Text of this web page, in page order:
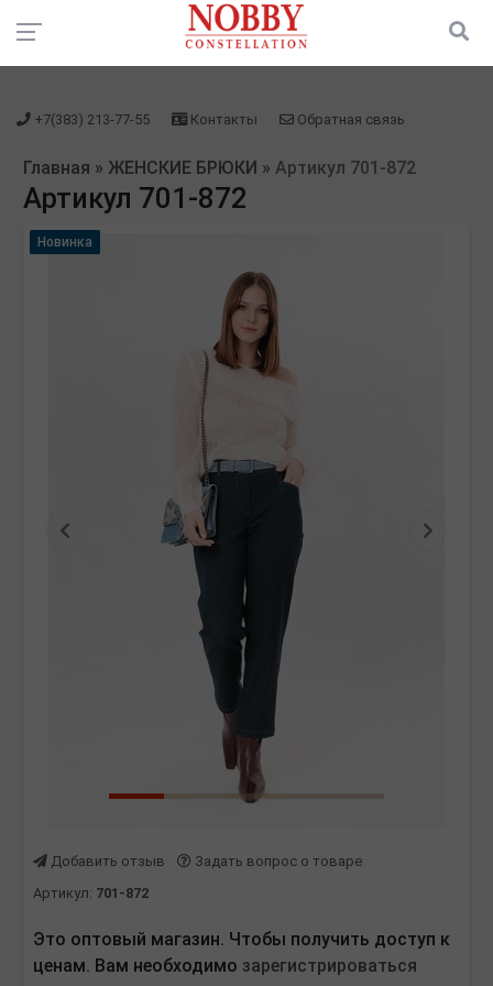
зарегистрироваться" />зарегистрироваться" />
+7(383) 213-77-55 Контакты Обратная связь
Главная » ЖЕНСКИЕ БРЮКИ » Артикул 701-872
Артикул 701-872
Новинка
Предыдущая
Добавить отзыв
Задать вопрос о товаре
Артикул: 701-872
Это оптовый магазин. Чтобы получить доступ к
ценам. Вам необходимо зарегистрироваться